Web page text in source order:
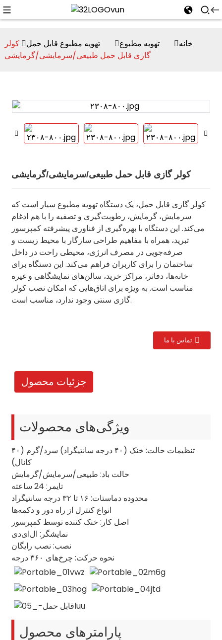
خانه تهویه مطبوع تهویه مطبوع قابل حمل
کولر
گازی قابل حمل طبیعی/سرمایشی/گرمایشی
کولر گازی قابل حمل طبیعی/سرمایشی/گرمایشی
کولر گازی قابل حمل، یک دستگاه تهویه مطبوع سیار است که
سرمایش، گرمایش، رطوبت‌گیری و تصفیه را با هم ادغام
می‌کند. این دستگاه با بهره‌گیری از فناوری پیشرفته کمپرسور
تبرید، همراه با مفاهیم طراحی سازگار با محیط زیست و
صرفه‌جویی در مصرف انرژی، محیطی راحت در داخل
ساختمان را برای کاربران فراهم می‌کند. این دستگاه برای
خانه‌ها، دفاتر، مراکز خرید، سالن‌های نمایشگاهی و غیره
مناسب است. به ویژه برای اتاق‌هایی که امکان نصب کولر
گازی سنتی وجود ندارد، مناسب است.
تماس با ما
جزئیات محصول
ویژگی‌های محصولات
تنظیمات حالت: خنک (۴۰ درجه سانتیگراد) سرد/گرم (۴۰
کانال)
حالت باد: طبیعی/سرمایش/گرمایش
تایمر: 24 ساعته
محدوده دماستات: ۱۶ تا ۳۲ درجه سانتیگراد
انواع کنترل از راه دور و دکمه‌ها
اصل کار: خنک کننده توسط کمپرسور
نمایشگر: ال‌ای‌دی
نصب: نصب رایگان
نحوه حرکت: چرخ‌های ۳۶۰ درجه
پارامترهای محصول